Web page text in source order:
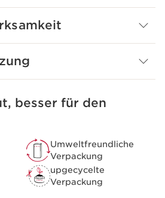
Vitamin C Puders wird im Clarins
besser für den
Umweltfreundliche
Verpackung
upgecycelte
Verpackung